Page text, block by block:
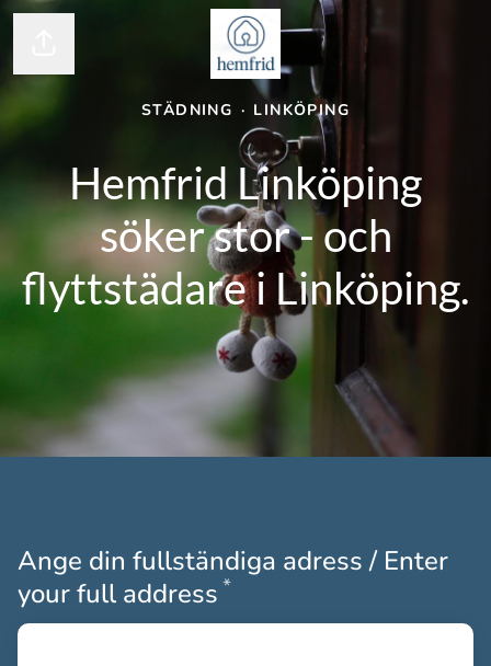
STÄDNING · LINKÖPING
Hemfrid Linköping
söker stor - och
flyttstädare i Linköping.
Ange din fullständiga adress / Enter
your full address *Obligatoriskt